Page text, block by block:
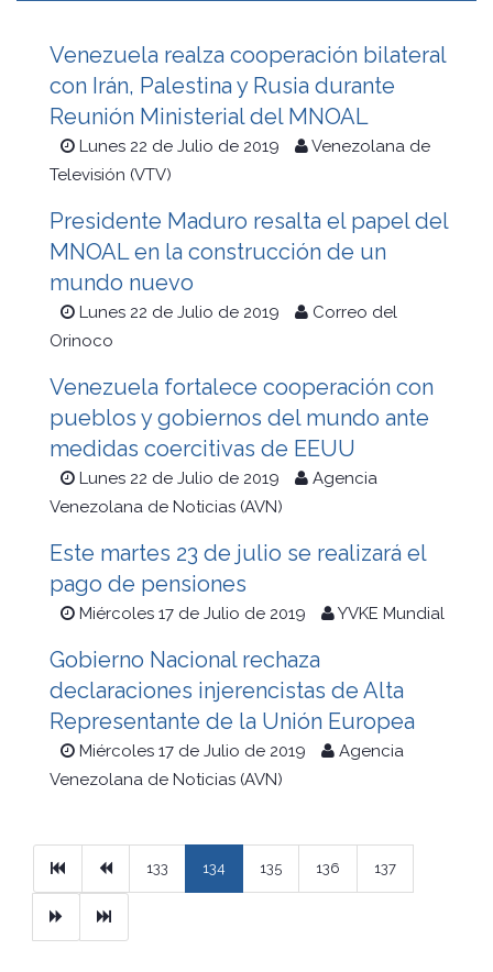
Venezuela realza cooperación bilateral
con Irán, Palestina y Rusia durante
Reunión Ministerial del MNOAL
Lunes 22 de Julio de 2019
Venezolana de
Televisión (VTV)
Presidente Maduro resalta el papel del
MNOAL en la construcción de un
mundo nuevo
Lunes 22 de Julio de 2019
Correo del
Orinoco
Venezuela fortalece cooperación con
pueblos y gobiernos del mundo ante
medidas coercitivas de EEUU
Lunes 22 de Julio de 2019
Agencia
Venezolana de Noticias (AVN)
Este martes 23 de julio se realizará el
pago de pensiones
Miércoles 17 de Julio de 2019 YVKE Mundial
Gobierno Nacional rechaza
declaraciones injerencistas de Alta
Representante de la Unión Europea
Miércoles 17 de Julio de 2019
Agencia
Venezolana de Noticias (AVN)
PrimeraPrevious
133 134 135 136 137
Ultimo